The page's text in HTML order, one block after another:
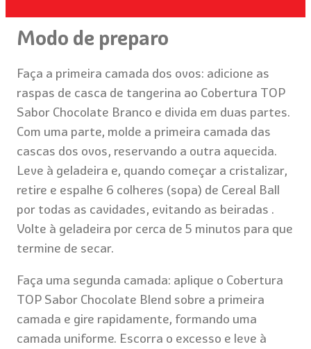
Modo de preparo
Faça a primeira camada dos ovos: adicione as
raspas de casca de tangerina ao Cobertura TOP
Sabor Chocolate Branco e divida em duas partes.
Com uma parte, molde a primeira camada das
cascas dos ovos, reservando a outra aquecida.
Leve à geladeira e, quando começar a cristalizar,
retire e espalhe 6 colheres (sopa) de Cereal Ball
por todas as cavidades, evitando as beiradas .
Volte à geladeira por cerca de 5 minutos para que
termine de secar.
Faça uma segunda camada: aplique o Cobertura
TOP Sabor Chocolate Blend sobre a primeira
camada e gire rapidamente, formando uma
camada uniforme. Escorra o excesso e leve à